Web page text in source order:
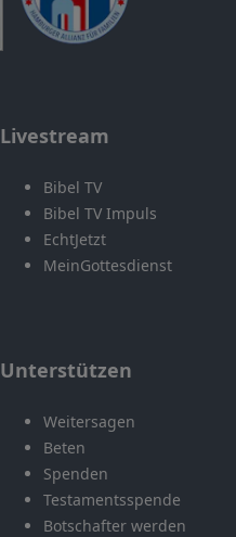
Livestream
Bibel TV
Bibel TV Impuls
EchtJetzt
MeinGottesdienst
Unterstützen
Weitersagen
Beten
Spenden
Testamentsspende
Botschafter werden